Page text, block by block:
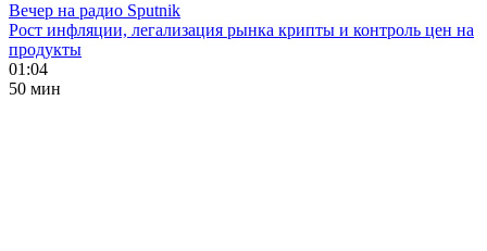
Вечер на радио Sputnik
Рост инфляции, легализация рынка крипты и контроль цен на
продукты
01:04
50 мин